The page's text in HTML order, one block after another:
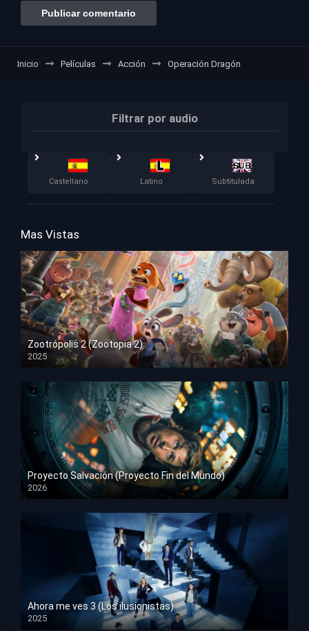
Inicio Películas Acción Operación Dragón
Filtrar por audio
Castellano Latino Subtitulada
Mas Vistas
Zootrópolis 2 (Zootopia 2)
2025
HD 1080p
Proyecto Salvación (Proyecto Fin del Mundo)
2026
HD 1080p
Ahora me ves 3 (Los ilusionistas)
2025
HD 1080p